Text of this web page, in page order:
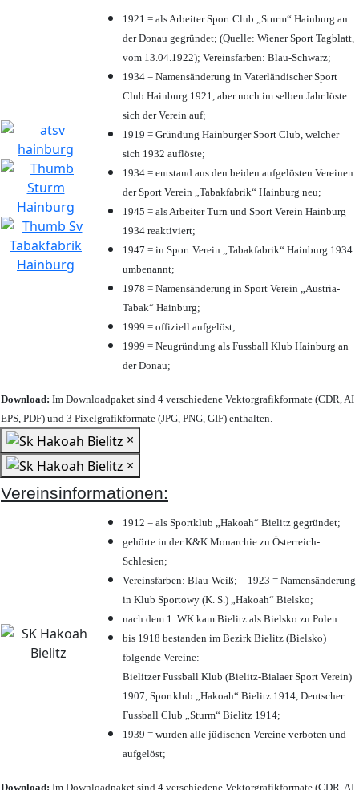
1921 = als Arbeiter Sport Club „Sturm“ Hainburg an
der Donau gegründet; (Quelle: Wiener Sport Tagblatt,
vom 13.04.1922); Vereinsfarben: Blau-Schwarz;
1934 = Namensänderung in Vaterländischer Sport
Club Hainburg 1921, aber noch im selben Jahr löste
sich der Verein auf;
1919 = Gründung Hainburger Sport Club, welcher
sich 1932 auflöste;
1934 = entstand aus den beiden aufgelösten Vereinen
der Sport Verein „Tabakfabrik“ Hainburg neu;
1945 = als Arbeiter Turn und Sport Verein Hainburg
1934 reaktiviert;
1947 = in Sport Verein „Tabakfabrik“ Hainburg 1934
umbenannt;
1978 = Namensänderung in Sport Verein „Austria-
Tabak“ Hainburg;
1999 = offiziell aufgelöst;
1999 = Neugründung als Fussball Klub Hainburg an
der Donau;
Download: Im Downloadpaket sind 4 verschiedene Vektorgrafikformate (CDR, AI
EPS, PDF) und 3 Pixelgrafikformate (JPG, PNG, GIF) enthalten.
×
×
Vereinsinformationen:
1912 = als Sportklub „Hakoah“ Bielitz gegründet;
gehörte in der K&K Monarchie zu Österreich-
Schlesien;
Vereinsfarben: Blau-Weiß; – 1923 = Namensänderung
in Klub Sportowy (K. S.) „Hakoah“ Bielsko;
nach dem 1. WK kam Bielitz als Bielsko zu Polen
bis 1918 bestanden im Bezirk Bielitz (Bielsko)
folgende Vereine:
Bielitzer Fussball Klub (Bielitz-Bialaer Sport Verein)
1907, Sportklub „Hakoah“ Bielitz 1914, Deutscher
Fussball Club „Sturm“ Bielitz 1914;
1939 = wurden alle jüdischen Vereine verboten und
aufgelöst;
Download: Im Downloadpaket sind 4 verschiedene Vektorgrafikformate (CDR, AI